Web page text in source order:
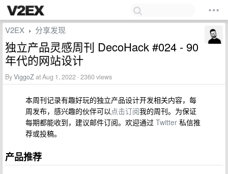
V2EX › 分享发现
独立产品灵感周刊 DecoHack #024 - 90
年代的网站设计
ByViggoZat Aug 1, 2022 · 2360 views
本周刊记录有趣好玩的独立产品设计开发相关内容，每
周发布，感兴趣的伙伴可以点击订阅我的周刊。为保证
每期都能收到，建议邮件订阅。欢迎通过 Twitter 私信推
荐或投稿。
产品推荐